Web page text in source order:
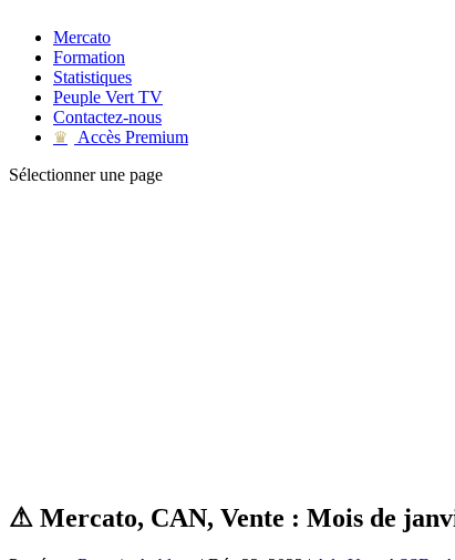
Mercato
Formation
Statistiques
Peuple Vert TV
Contactez-nous
♛
Accès Premium
Sélectionner une page
⚠ Mercato, CAN, Vente : Mois de